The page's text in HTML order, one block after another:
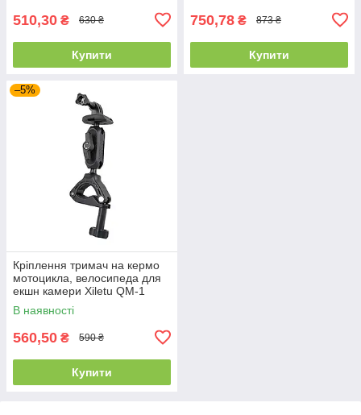
510,30 ₴ 630 ₴
Купити
750,78 ₴ 873 ₴
Купити
–5%
Кріплення тримач на кермо
мотоцикла, велосипеда для
екшн камери Xiletu QM-1
В наявності
560,50 ₴ 590 ₴
Купити